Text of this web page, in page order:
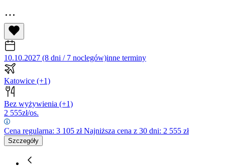
10.10.2027 (8 dni / 7 noclegów)inne terminy
Katowice (+1)
Bez wyżywienia (+1)
2 555zł/os.
Cena regularna: 3 105 złNajniższa cena z 30 dni: 2 555 zł
Szczegóły